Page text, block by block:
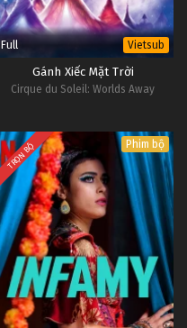
Full Vietsub
Gánh Xiếc Mặt Trời
Cirque du Soleil: Worlds Away
TRỌN BỘ Phim bộ